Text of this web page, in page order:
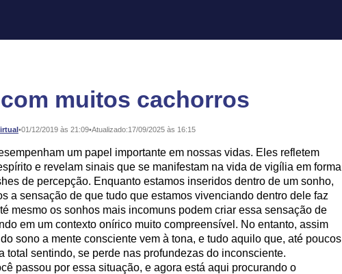
muitos cachorros
•01/12/2019 às 21:09•Atualizado:17/09/2025 às 16:15
um papel importante em nossas vidas. Eles refletem
e revelam sinais que se manifestam na vida de vigília em forma
de percepção. Enquanto estamos inseridos dentro de um sonho,
a sensação de que tudo que estamos vivenciando dentro dele faz
mesmo os sonhos mais incomuns podem criar essa sensação de
em um contexto onírico muito compreensível. No entanto, assim
sono a mente consciente vem à tona, e tudo aquilo que, até poucos
total sentindo, se perde nas profundezas do inconsciente.
passou por essa situação, e agora está aqui procurando o